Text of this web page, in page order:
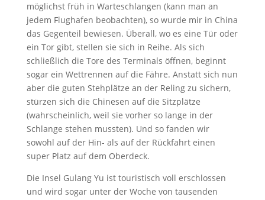
möglichst früh in Warteschlangen (kann man an
jedem Flughafen beobachten), so wurde mir in China
das Gegenteil bewiesen. Überall, wo es eine Tür oder
ein Tor gibt, stellen sie sich in Reihe. Als sich
schließlich die Tore des Terminals öffnen, beginnt
sogar ein Wettrennen auf die Fähre. Anstatt sich nun
aber die guten Stehplätze an der Reling zu sichern,
stürzen sich die Chinesen auf die Sitzplätze
(wahrscheinlich, weil sie vorher so lange in der
Schlange stehen mussten). Und so fanden wir
sowohl auf der Hin- als auf der Rückfahrt einen
super Platz auf dem Oberdeck.
Die Insel Gulang Yu ist touristisch voll erschlossen
und wird sogar unter der Woche von tausenden